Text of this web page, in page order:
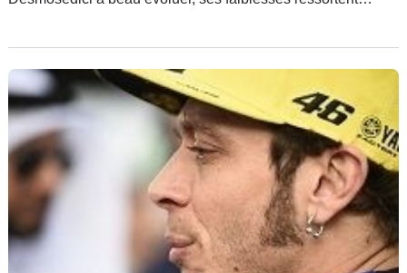
son mieux pour limiter la casse.